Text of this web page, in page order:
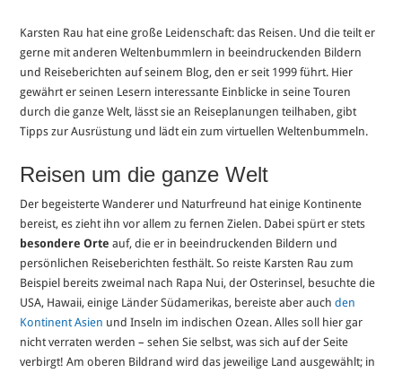
Karsten Rau hat eine große Leidenschaft: das Reisen. Und die teilt er
gerne mit anderen Weltenbummlern in beeindruckenden Bildern
und Reiseberichten auf seinem Blog, den er seit 1999 führt. Hier
gewährt er seinen Lesern interessante Einblicke in seine Touren
durch die ganze Welt, lässt sie an Reiseplanungen teilhaben, gibt
Tipps zur Ausrüstung und lädt ein zum virtuellen Weltenbummeln.
Reisen um die ganze Welt
Der begeisterte Wanderer und Naturfreund hat einige Kontinente
bereist, es zieht ihn vor allem zu fernen Zielen. Dabei spürt er stets
besondere Orte auf, die er in beeindruckenden Bildern und
persönlichen Reiseberichten festhält. So reiste Karsten Rau zum
Beispiel bereits zweimal nach Rapa Nui, der Osterinsel, besuchte die
USA, Hawaii, einige Länder Südamerikas, bereiste aber auchden
Kontinent Asien und Inseln im indischen Ozean. Alles soll hier gar
nicht verraten werden – sehen Sie selbst, was sich auf der Seite
verbirgt! Am oberen Bildrand wird das jeweilige Land ausgewählt; in